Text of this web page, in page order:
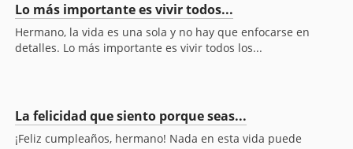
Lo más importante es vivir todos...
Hermano, la vida es una sola y no hay que enfocarse en
detalles. Lo más importante es vivir todos los...
La felicidad que siento porque seas...
¡Feliz cumpleaños, hermano! Nada en esta vida puede